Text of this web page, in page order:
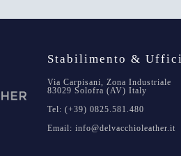
Stabilimento & Uffici
Via Carpisani, Zona Industriale
83029 Solofra (AV) Italy
Tel: (+39) 0825.581.480
Email: info@delvacchioleather.it